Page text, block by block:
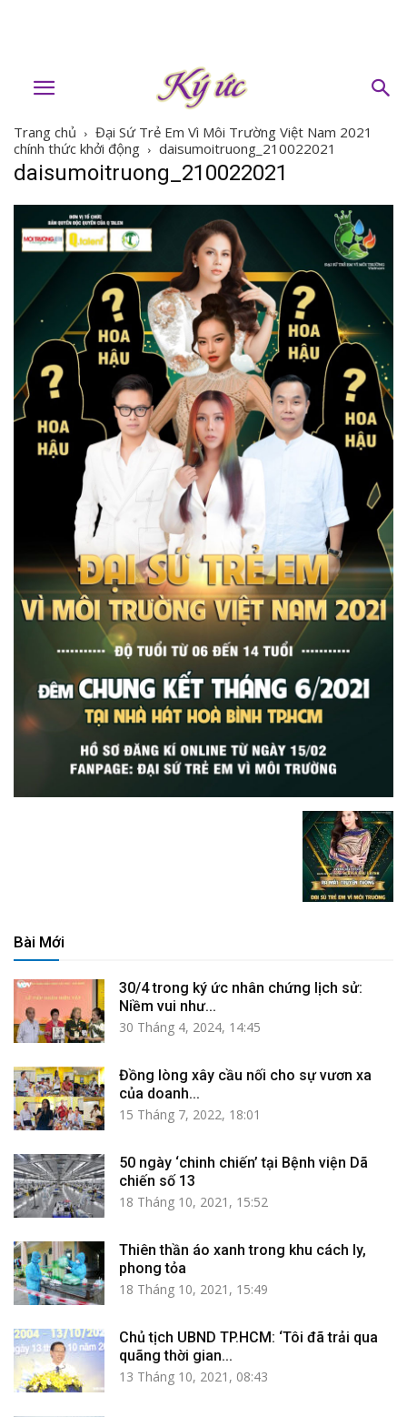
Trang chủ
Đại Sứ Trẻ Em Vì Môi Trường Việt Nam 2021
chính thức khởi động
daisumoitruong_210022021
daisumoitruong_210022021
Bài Mới
30/4 trong ký ức nhân chứng lịch sử:
Niềm vui như...
30 Tháng 4, 2024, 14:45
Đồng lòng xây cầu nối cho sự vươn xa
của doanh...
15 Tháng 7, 2022, 18:01
50 ngày ‘chinh chiến’ tại Bệnh viện Dã
chiến số 13
18 Tháng 10, 2021, 15:52
Thiên thần áo xanh trong khu cách ly,
phong tỏa
18 Tháng 10, 2021, 15:49
Chủ tịch UBND TP.HCM: ‘Tôi đã trải qua
quãng thời gian...
13 Tháng 10, 2021, 08:43